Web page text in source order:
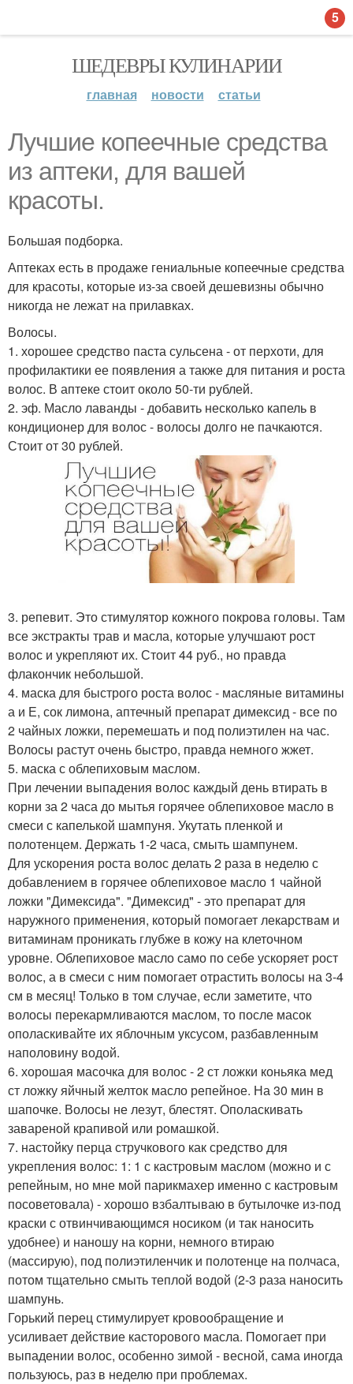
ШЕДЕВРЫ КУЛИНАРИИ
главная новости статьи
Лучшие копеечные средства
из аптеки, для вашей
красоты.
Большая подборка.
Аптеках есть в продаже гениальные копеечные средства
для красоты, которые из-за своей дешевизны обычно
никогда не лежат на прилавках.
Волосы.
1. хорошее средство паста сульсена - от перхоти, для
профилактики ее появления а также для питания и роста
волос. В аптеке стоит около 50-ти рублей.
2. эф. Масло лаванды - добавить несколько капель в
кондиционер для волос - волосы долго не пачкаются.
Стоит от 30 рублей.
3. репевит. Это стимулятор кожного покрова головы. Там
все экстракты трав и масла, которые улучшают рост
волос и укрепляют их. Стоит 44 руб., но правда
флакончик небольшой.
4. маска для быстрого роста волос - масляные витамины
а и Е, сок лимона, аптечный препарат димексид - все по
2 чайных ложки, перемешать и под полиэтилен на час.
Волосы растут очень быстро, правда немного жжет.
5. маска с облепиховым маслом.
При лечении выпадения волос каждый день втирать в
корни за 2 часа до мытья горячее облепиховое масло в
смеси с капелькой шампуня. Укутать пленкой и
полотенцем. Держать 1-2 часа, смыть шампунем.
Для ускорения роста волос делать 2 раза в неделю с
добавлением в горячее облепиховое масло 1 чайной
ложки "Димексида". "Димексид" - это препарат для
наружного применения, который помогает лекарствам и
витаминам проникать глубже в кожу на клеточном
уровне. Облепиховое масло само по себе ускоряет рост
волос, а в смеси с ним помогает отрастить волосы на 3-4
см в месяц! Только в том случае, если заметите, что
волосы перекармливаются маслом, то после масок
ополаскивайте их яблочным уксусом, разбавленным
наполовину водой.
6. хорошая масочка для волос - 2 ст ложки коньяка мед
ст ложку яйчный желток масло репейное. На 30 мин в
шапочке. Волосы не лезут, блестят. Ополаскивать
завареной крапивой или ромашкой.
7. настойку перца стручкового как средство для
укрепления волос: 1: 1 с кастровым маслом (можно и с
репейным, но мне мой парикмахер именно с кастровым
посоветовала) - хорошо взбалтываю в бутылочке из-под
краски с отвинчивающимся носиком (и так наносить
удобнее) и наношу на корни, немного втираю
(массирую), под полиэтиленчик и полотенце на полчаса,
потом тщательно смыть теплой водой (2-3 раза наносить
шампунь.
Горький перец стимулирует кровообращение и
усиливает действие касторового масла. Помогает при
выпадении волос, особенно зимой - весной, сама иногда
пользуюсь, раз в неделю при проблемах.
5